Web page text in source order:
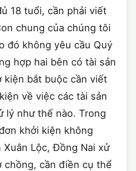
18 tuổi, cần phải viết
chung của chúng tôi
đó không yêu cầu Quý
hợp hai bên có tài sản
kiện bắt buộc cần viết
về việc các tài sản
lý như thế nào. Trong
khởi kiện không
Xuân Lộc, Đồng Nai xử
chồng, cần điền cụ thể